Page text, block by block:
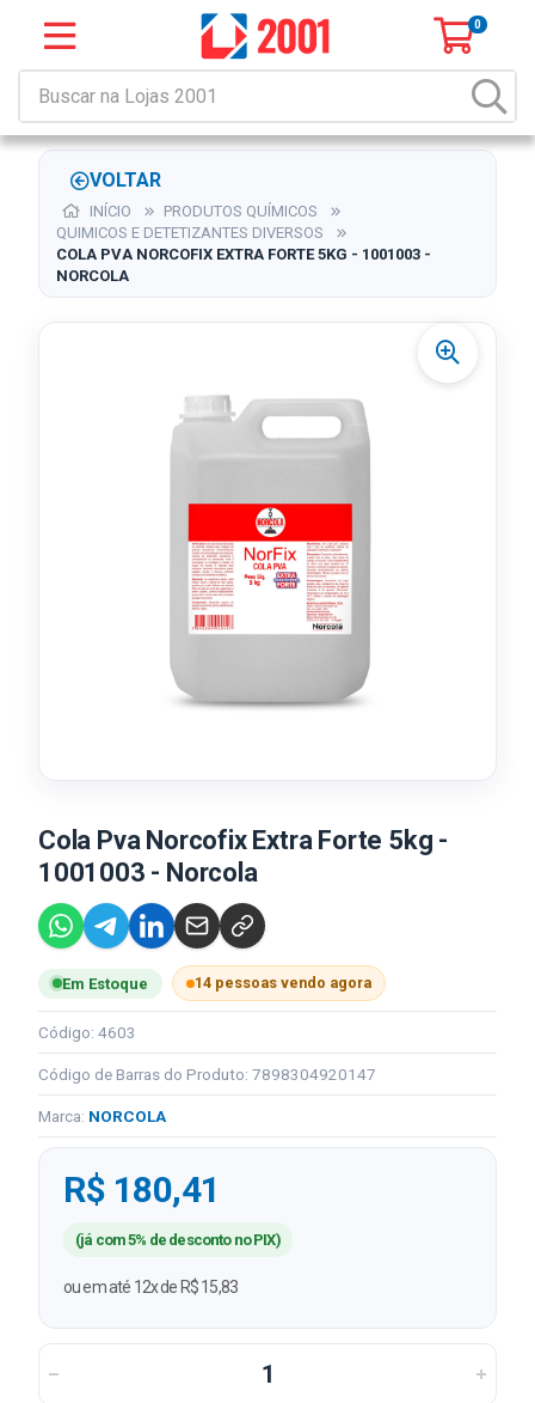
0
VOLTAR
INÍCIO
PRODUTOS QUÍMICOS
QUIMICOS E DETETIZANTES DIVERSOS
COLA PVA NORCOFIX EXTRA FORTE 5KG - 1001003 -
NORCOLA
Cola Pva Norcofix Extra Forte 5kg -
1001003 - Norcola
Em Estoque 14 pessoas vendo agora
Código: 4603
Código de Barras do Produto: 7898304920147
Marca: NORCOLA
R$ 180,41
(já com 5% de desconto no PIX)
ou em até 12x de R$ 15,83